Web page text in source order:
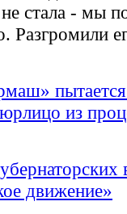
стала - мы
Разгромили
из
движение»